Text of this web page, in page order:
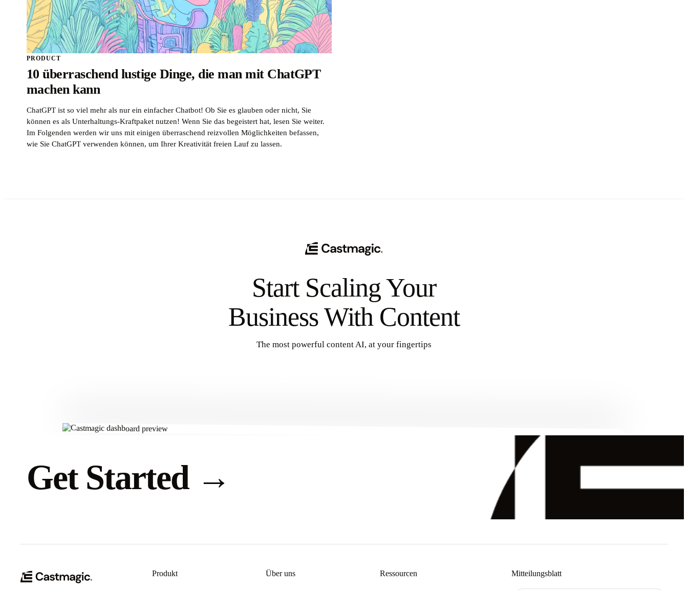
PRODUCT
10 überraschend lustige Dinge, die man mit ChatGPT
machen kann
ChatGPT ist so viel mehr als nur ein einfacher Chatbot! Ob Sie es glauben oder nicht, Sie
können es als Unterhaltungs-Kraftpaket nutzen! Wenn Sie das begeistert hat, lesen Sie weiter.
Im Folgenden werden wir uns mit einigen überraschend reizvollen Möglichkeiten befassen,
wie Sie ChatGPT verwenden können, um Ihrer Kreativität freien Lauf zu lassen.
Start Scaling Your
Business With Content
The most powerful content AI, at your fingertips
Get Started →
Produkt Über uns Ressourcen Mitteilungsblatt